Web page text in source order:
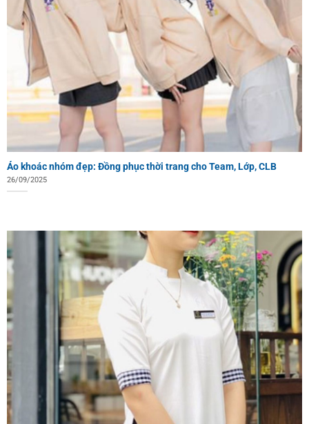
Áo khoác nhóm đẹp: Đồng phục thời trang cho Team, Lớp, CLB
26/09/2025